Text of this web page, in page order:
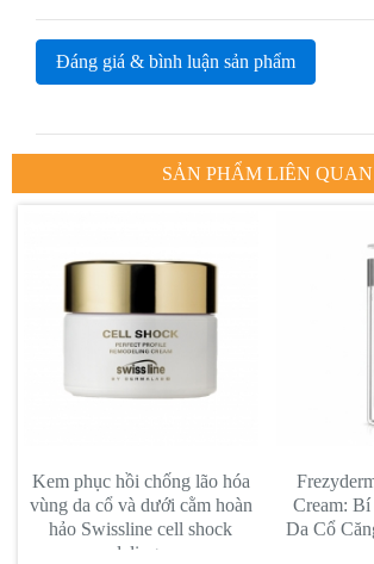
Đáng giá & bình luận sản phẩm
SẢN PHẨM LIÊN QUAN
Kem phục hồi chống lão hóa
vùng da cổ và dưới cằm hoàn
hảo Swissline cell shock
remodeling cream
Cream:
Da Cổ